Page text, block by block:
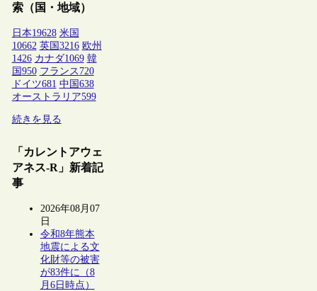
索（国・地域）
日本19628 米国
10662 英国 3216 欧州
1426 カナダ1069 韓
国 950 フランス 720
ドイツ681 中国 638
オーストラリア599
続きを見る
「カレントアウェ
アネス-R」新着記
事
2026年08月07
日
令和8年熊本
地震による文
化財等の被害
が83件に（8
月6日時点）